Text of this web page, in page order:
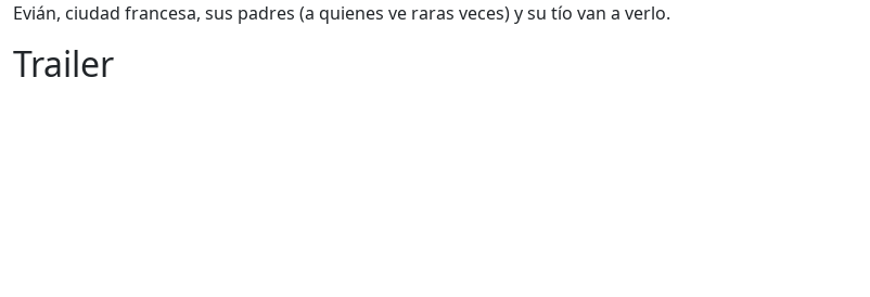
Evián, ciudad francesa, sus padres (a quienes ve raras veces) y su tío van a verlo.
Trailer